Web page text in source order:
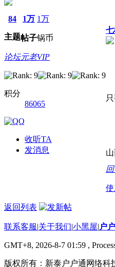
84
主题
1万
帖子
1万
锅币
论坛元老VIP
积分
86065
收听TA
发消息
返回列表
联系客服|关于我们|小黑屋| 户
GMT+8, 2026-8-7 01:59 ,
版权所有：新泰户户通网络科